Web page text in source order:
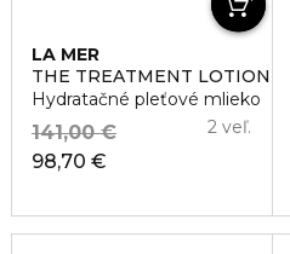
LA MER
THE TREATMENT LOTION
Hydratačné pleťové mlieko
98,70 €
141,00 € 2 veľ.